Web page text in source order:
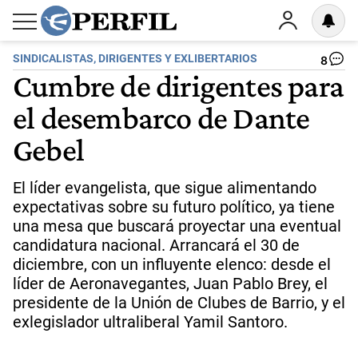
SINDICALISTAS, DIRIGENTES Y EXLIBERTARIOS 8
Cumbre de dirigentes para
el desembarco de Dante
Gebel
El líder evangelista, que sigue alimentando
expectativas sobre su futuro político, ya tiene
una mesa que buscará proyectar una eventual
candidatura nacional. Arrancará el 30 de
diciembre, con un influyente elenco: desde el
líder de Aeronavegantes, Juan Pablo Brey, el
presidente de la Unión de Clubes de Barrio, y el
exlegislador ultraliberal Yamil Santoro.